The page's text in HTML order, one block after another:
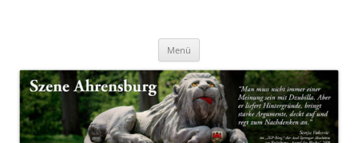
Szene Ahrensburg
Menü